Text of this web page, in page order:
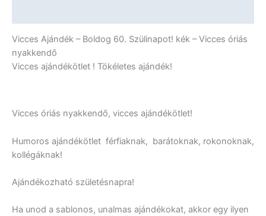
Vicces Ajándék – Boldog 60. Szülinapot! kék – Vicces óriás
nyakkendő
Vicces ajándékötlet ! Tökéletes ajándék!
Vicces óriás nyakkendő, vicces ajándékötlet!
Humoros ajándékötlet férfiaknak, barátoknak, rokonoknak,
kollégáknak!
Ajándékozható születésnapra!
Ha unod a sablonos, unalmas ajándékokat, akkor egy ilyen